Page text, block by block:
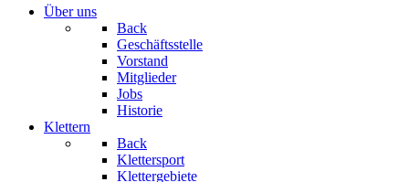
Über uns
Back
Geschäftsstelle
Vorstand
Mitglieder
Jobs
Historie
Klettern
Back
Klettersport
Klettergebiete